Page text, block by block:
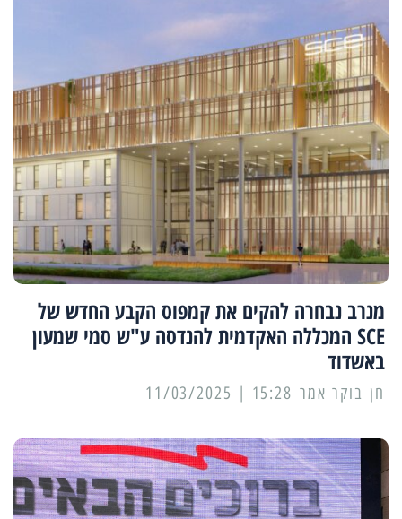
מנרב נבחרה להקים את קמפוס הקבע החדש של
SCE המכללה האקדמית להנדסה ע"ש סמי שמעון
באשדוד
15:28 | 11/03/2025